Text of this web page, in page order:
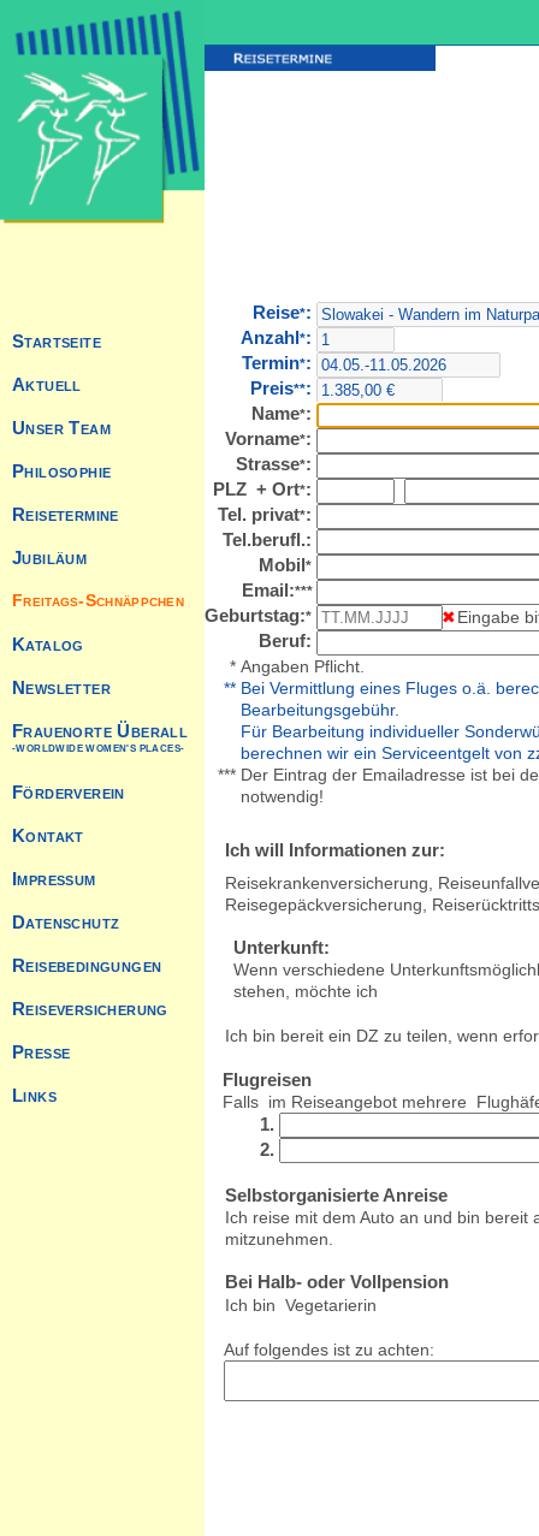
Reise*:
Anzahl *:
Termin*:
Preis**:
Name*:
Vorname*:
Strasse*:
PLZ + Ort*:
Tel. privat*:
Tel.berufl.:
Mobil *
Email:***
Geburtstag:*
Eingabe
Beruf:
* Angaben Pflicht.
** Bei Vermittlung eines Fluges o.ä.
Bearbeitungsgebühr.
Für Bearbeitung individueller
berechnen wir ein Serviceentgelt von
*** Der Eintrag der Emailadresse ist bei
notwendig!
Ich will Informationen zur:
Reisekrankenversicherung,
Reisegepäckversicherung,
Unterkunft:
Wenn verschiedene
stehen, möchte ich
Ich bin bereit ein DZ zu teilen, wenn
Flugreisen
Falls im Reiseangebot mehrere
1.
2.
Selbstorganisierte Anreise
Ich reise mit dem Auto an und bin bereit
mitzunehmen.
Bei Halb- oder Vollpension
Ich bin Vegetarierin
Auf folgendes ist zu achten: